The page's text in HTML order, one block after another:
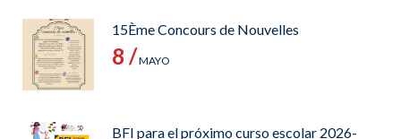
15Ème Concours de Nouvelles
8 /MAYO
BFI para el próximo curso escolar 2026-